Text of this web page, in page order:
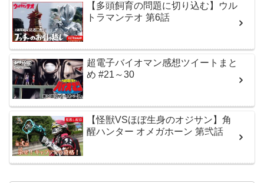
【多頭飼育の問題に切り込む】ウル
トラマンテオ 第6話
超電子バイオマン感想ツイートまと
め #21～30
【怪獣VSほぼ生身のオジサン】角
醒ハンター オメガホーン 第弐話